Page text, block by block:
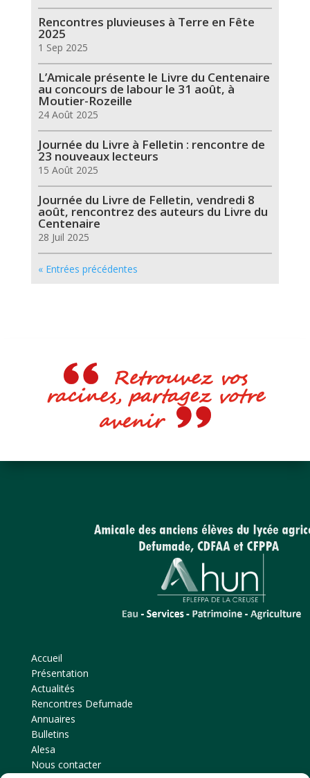
Rencontres pluvieuses à Terre en Fête
2025
1 Sep 2025
L’Amicale présente le Livre du Centenaire
au concours de labour le 31 août, à
Moutier-Rozeille
24 Août 2025
Journée du Livre à Felletin : rencontre de
23 nouveaux lecteurs
15 Août 2025
Journée du Livre de Felletin, vendredi 8
août, rencontrez des auteurs du Livre du
Centenaire
28 Juil 2025
« Entrées précédentes
Retrouvez vos
racines, partagez votre
avenir
Accueil
Présentation
Actualités
Rencontres Defumade
Annuaires
Bulletins
Alesa
Nous contacter